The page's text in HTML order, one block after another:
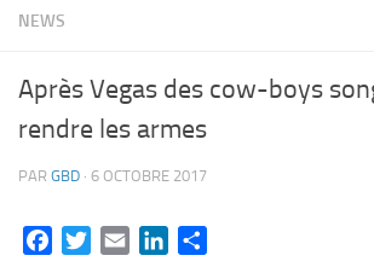
NEWS
Après Vegas des cow-boys
rendre les armes
PAR GBD · 6 OCTOBRE 2017
FacebookTwitterEmail LinkedIn